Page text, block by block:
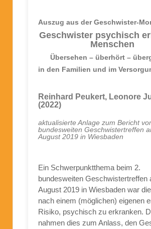
Auszug aus der Geschwister-
Geschwister psychisch
Menschen
Übersehen – überhört –
in den Familien und im
Reinhard Peukert, Leonore
(2022)
aktualisierte Anlage zum Bericht
bundesweiten Geschwistertreffen
August 2019 in Wiesbaden
Ein Schwerpunktthema beim 2.
bundesweiten Geschwistertreffen
August 2019 in Wiesbaden war
nach einem (möglichen) eigenen
Risiko, psychisch zu erkranken.
nahmen dies zum Anlass, den